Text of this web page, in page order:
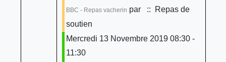
BBC - Repas vacherin par
:: Repas de
soutien
Mercredi 13 Novembre 2019 08:30 -
11:30